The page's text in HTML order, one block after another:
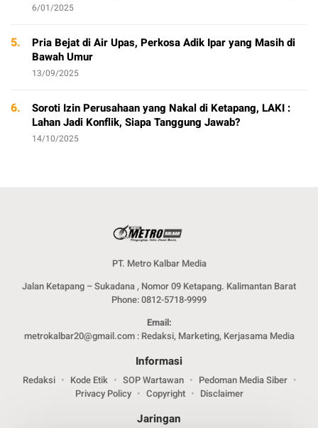
6/01/2025
5.
Pria Bejat di Air Upas, Perkosa Adik Ipar yang Masih di
Bawah Umur
13/09/2025
6.
Soroti Izin Perusahaan yang Nakal di Ketapang, LAKI :
Lahan Jadi Konflik, Siapa Tanggung Jawab?
14/10/2025
PT. Metro Kalbar Media
Jalan Ketapang – Sukadana , Nomor 09 Ketapang. Kalimantan Barat
Phone: 0812-5718-9999
Email:
metrokalbar20@gmail.com : Redaksi, Marketing, Kerjasama Media
Informasi
Redaksi Kode Etik SOP Wartawan
Pedoman Media Siber
Privacy Policy
Copyright Disclaimer
Jaringan